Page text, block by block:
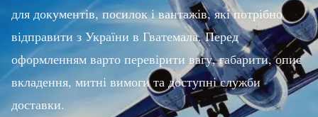
для документів, посилок і вантажів, які потрібно
відправити з України в Гватемала. Перед
оформленням варто перевірити вагу, габарити, опис
вкладення, митні вимоги та доступні служби
доставки.